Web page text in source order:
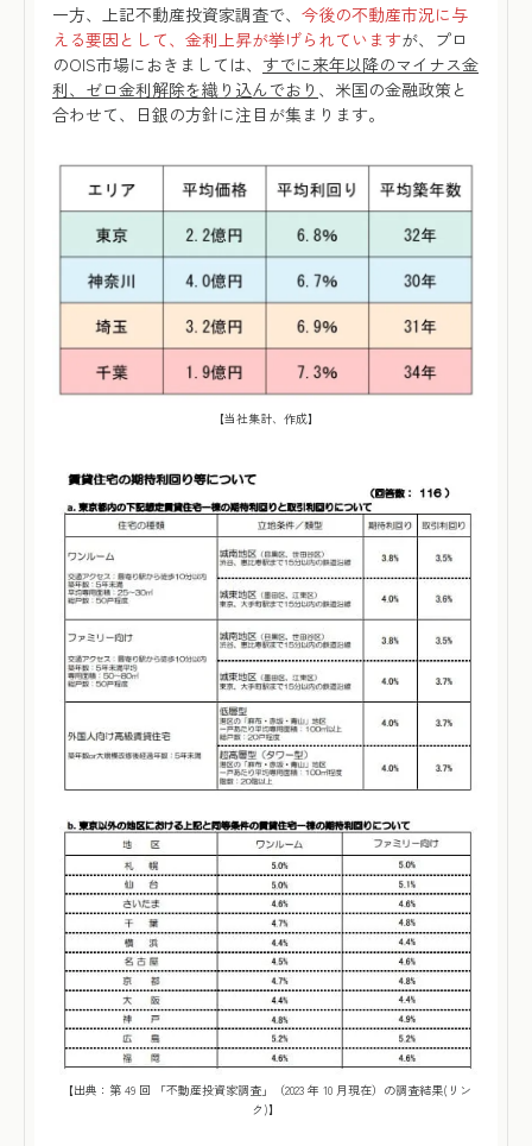
一方、上記不動産投資家調査で、 今後の不動産市況に与
える要因として、金利上昇が挙げられていますが、プロ
のOIS市場におきましては、 すでに来年以降のマイナス金
利、ゼロ金利解除を織り込んでおり 、米国の金融政策と
合わせて、日銀の方針に注目が集まります。
【当社集計、作成】
【出典： 第 49 回 「不動産投資家調査」（2023 年 10 月現在）の調査結果(リン
ク)】